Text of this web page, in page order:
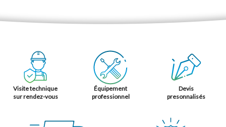
Visite technique
sur rendez-vous
Équipement
professionnel
Devis
presonnalisés